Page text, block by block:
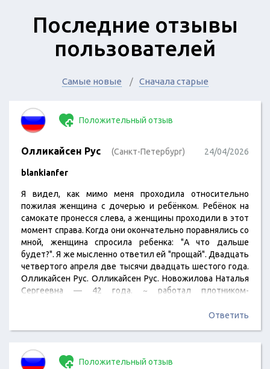
Последние отзывы
пользователей
Самые новые Сначала старые
Положительный отзыв
Олликайсен Рус (Санкт-Петербург) 24/04/2026
blankianfer
Я видел, как мимо меня проходила относительно
пожилая женщина с дочерью и ребёнком. Ребёнок на
самокате пронесся слева, а женщины проходили в этот
момент справа. Когда они окончательно поравнялись со
мной, женщина спросила ребенка: "А что дальше
будет?". Я же мысленно ответил ей "прощай". Двадцать
четвертого апреля две тысячи двадцать шестого года.
Олликайсен Рус. Олликайсен Рус. Новожилова Наталья
Сергеевна — 42 года. ~ работал плотником-
Отправлено. Леони Федерле. Снос Дома Советов в
чудовищным. От дня рождения 2014 года до дня
рождения…
Ответить
Положительный отзыв